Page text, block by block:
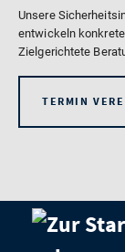
Unsere
entwickeln
Zielgerichtete
TERMIN